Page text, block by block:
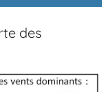
des